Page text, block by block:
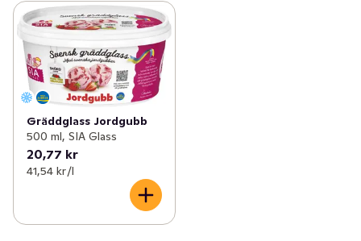
Gräddglass Jordgubb
500 ml, SIA Glass
20,77 kr
41,54 kr /l